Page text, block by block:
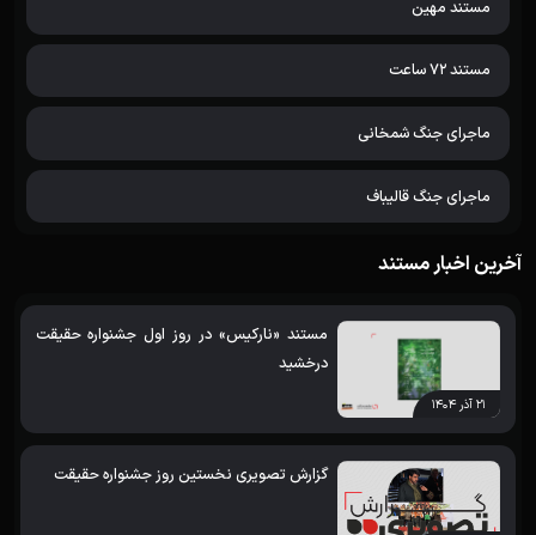
مستند مهین
مستند 72 ساعت
ماجرای جنگ شمخانی
ماجرای جنگ قالیباف
آخرین اخبار مستند
۲۱ آذر ۱۴۰۴
مستند «نارکیس» در روز اول جشنواره حقیقت
درخشید
گزارش تصویری نخستین روز جشنواره حقیقت